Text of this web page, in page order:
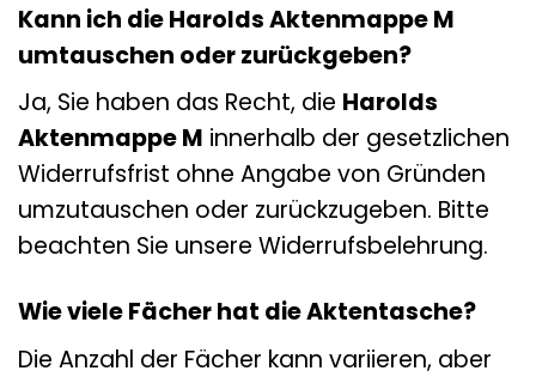
Kann ich die Harolds Aktenmappe M
umtauschen oder zurückgeben?
Ja, Sie haben das Recht, die Harolds
Aktenmappe M innerhalb der gesetzlichen
Widerrufsfrist ohne Angabe von Gründen
umzutauschen oder zurückzugeben. Bitte
beachten Sie unsere Widerrufsbelehrung.
Wie viele Fächer hat die Aktentasche?
Die Anzahl der Fächer kann variieren, aber